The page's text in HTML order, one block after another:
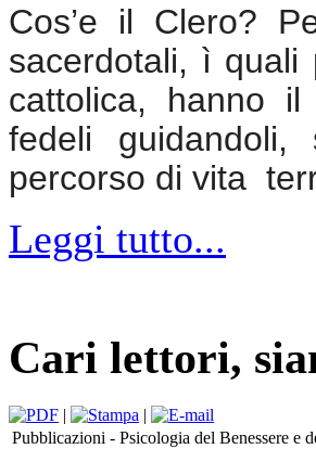
Cos’e il Clero?
sacerdotali, ì quali
cattolica, hanno
fedeli guidandoli,
percorso di vita
Leggi tutto...
Cari lettori,
|
|
Pubblicazioni - Psicologia del Benessere e